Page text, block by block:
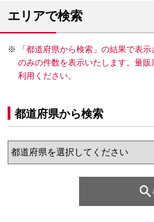
エリアで検索
「都道府県から検索」の結果で表
のみの件数を表示いたします。量
利用ください。
都道府県から検索